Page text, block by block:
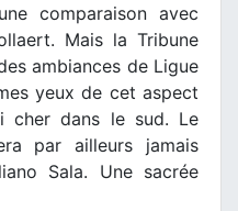
comparaison avec
Mais la Tribune
ambiances de Ligue
yeux de cet aspect
cher dans le sud. Le
par ailleurs jamais
Sala. Une sacrée